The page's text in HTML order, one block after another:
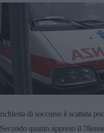
richiesta di soccorso è scattata
Secondo quanto appreso il